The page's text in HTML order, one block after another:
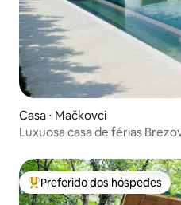
Casa ⋅ Mačkovci
Luxuosa casa de férias
Entre os melhores preferidos
Preferido dos hóspedes